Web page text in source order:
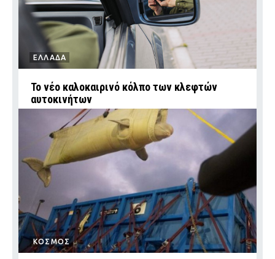
ΕΛΛΑΔΑ
Το νέο καλοκαιρινό κόλπο των κλεφτών
αυτοκινήτων
ΚΟΣΜΟΣ